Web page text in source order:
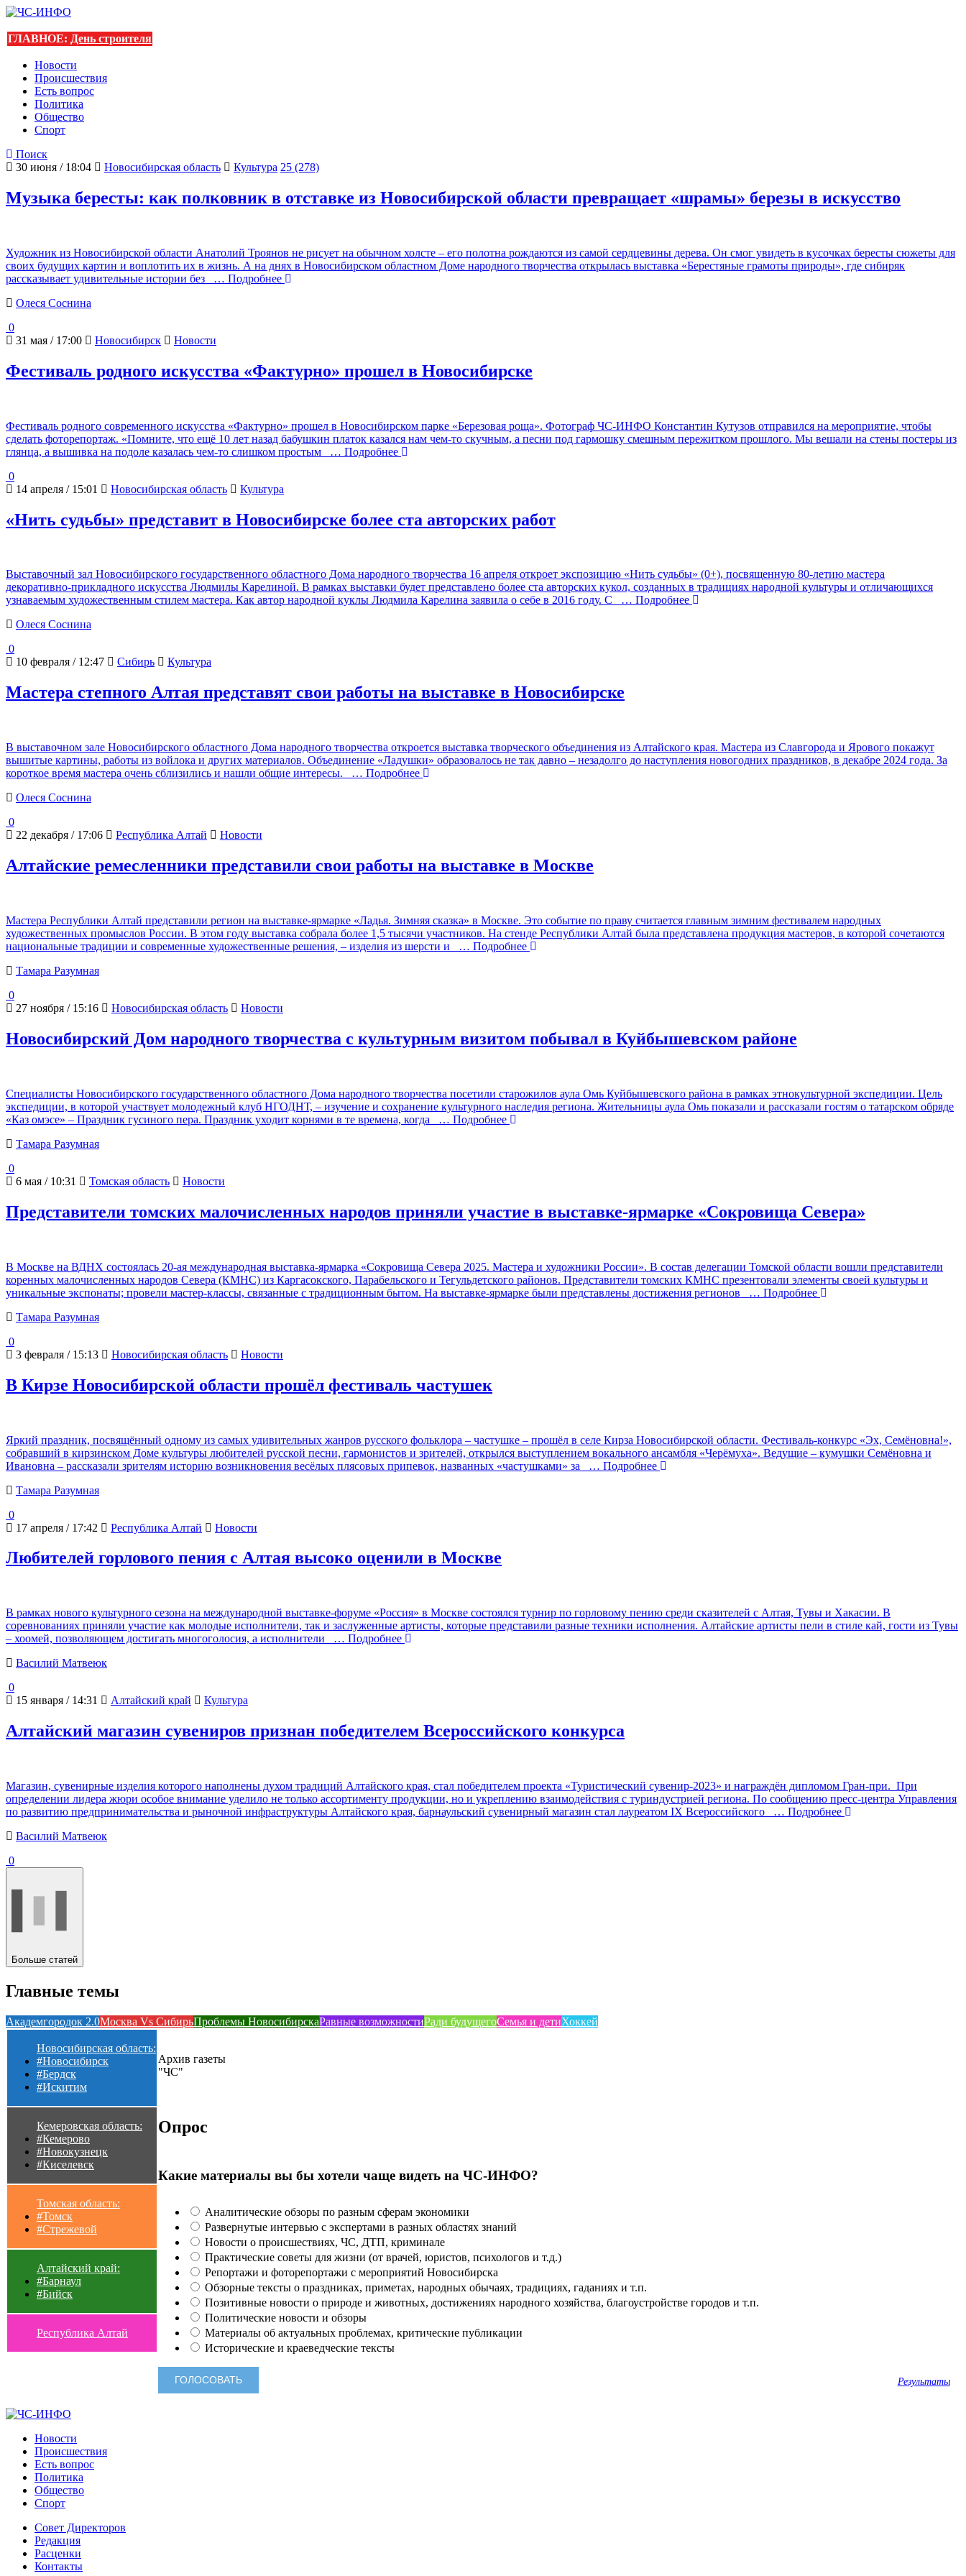
ГЛАВНОЕ: День строителя
Новости
Происшествия
Есть вопрос
Политика
Общество
Спорт
Поиск
30 июня / 18:04
Новосибирская область Культура 25 (278)
Музыка бересты: как полковник в отставке из Новосибирской области превращает «шрамы» березы в искусство
Художник из Новосибирской области Анатолий Троянов не рисует на обычном холсте – его полотна рождаются из самой сердцевины дерева. Он смог увидеть в кусочках бересты сюжеты для
своих будущих картин и воплотить их в жизнь. А на днях в Новосибирском областном Доме народного творчества открылась выставка «Берестяные грамоты природы», где сибиряк
рассказывает удивительные истории без
… Подробнее
Олеся Соснина
0
31 мая / 17:00
Новосибирск Новости
Фестиваль родного искусства «Фактурно» прошел в Новосибирске
Фестиваль родного современного искусства «Фактурно» прошел в Новосибирском парке «Березовая роща». Фотограф ЧС-ИНФО Константин Кутузов отправился на мероприятие, чтобы
сделать фоторепортаж. «Помните, что ещё 10 лет назад бабушкин платок казался нам чем-то скучным, а песни под гармошку смешным пережитком прошлого. Мы вешали на стены постеры из
глянца, а вышивка на подоле казалась чем-то слишком простым
… Подробнее
0
14 апреля / 15:01
Новосибирская область Культура
«Нить судьбы» представит в Новосибирске более ста авторских работ
Выставочный зал Новосибирского государственного областного Дома народного творчества 16 апреля откроет экспозицию «Нить судьбы» (0+), посвященную 80‑летию мастера
декоративно‑прикладного искусства Людмилы Карелиной. В рамках выставки будет представлено более ста авторских кукол, созданных в традициях народной культуры и отличающихся
узнаваемым художественным стилем мастера. Как автор народной куклы Людмила Карелина заявила о себе в 2016 году. С
… Подробнее
Олеся Соснина
0
10 февраля / 12:47
Сибирь Культура
Мастера степного Алтая представят свои работы на выставке в Новосибирске
В выставочном зале Новосибирского областного Дома народного творчества откроется выставка творческого объединения из Алтайского края. Мастера из Славгорода и Ярового покажут
вышитые картины, работы из войлока и других материалов. Объединение «Ладушки» образовалось не так давно – незадолго до наступления новогодних праздников, в декабре 2024 года. За
короткое время мастера очень сблизились и нашли общие интересы.
… Подробнее
Олеся Соснина
0
22 декабря / 17:06
Республика Алтай Новости
Алтайские ремесленники представили свои работы на выставке в Москве
Мастера Республики Алтай представили регион на выставке-ярмарке «Ладья. Зимняя сказка» в Москве. Это событие по праву считается главным зимним фестивалем народных
художественных промыслов России. В этом году выставка собрала более 1,5 тысячи участников. На стенде Республики Алтай была представлена продукция мастеров, в которой сочетаются
национальные традиции и современные художественные решения, – изделия из шерсти и
… Подробнее
Тамара Разумная
0
27 ноября / 15:16
Новосибирская область Новости
Новосибирский Дом народного творчества с культурным визитом побывал в Куйбышевском районе
Специалисты Новосибирского государственного областного Дома народного творчества посетили старожилов аула Омь Куйбышевского района в рамках этнокультурной экспедиции. Цель
экспедиции, в которой участвует молодежный клуб НГОДНТ, – изучение и сохранение культурного наследия региона. Жительницы аула Омь показали и рассказали гостям о татарском обряде
«Каз омэсе» – Праздник гусиного пера. Праздник уходит корнями в те времена, когда
… Подробнее
Тамара Разумная
0
6 мая / 10:31
Томская область Новости
Представители томских малочисленных народов приняли участие в выставке-ярмарке «Сокровища Севера»
В Москве на ВДНХ состоялась 20-ая международная выставка-ярмарка «Сокровища Севера 2025. Мастера и художники России». В состав делегации Томской области вошли представители
коренных малочисленных народов Севера (КМНС) из Каргасокского, Парабельского и Тегульдетского районов. Представители томских КМНС презентовали элементы своей культуры и
уникальные экспонаты; провели мастер-классы, связанные с традиционным бытом. На выставке-ярмарке были представлены достижения регионов
… Подробнее
Тамара Разумная
0
3 февраля / 15:13
Новосибирская область Новости
В Кирзе Новосибирской области прошёл фестиваль частушек
Яркий праздник, посвящённый одному из самых удивительных жанров русского фольклора – частушке – прошёл в селе Кирза Новосибирской области. Фестиваль-конкурс «Эх, Семёновна!»,
собравший в кирзинском Доме культуры любителей русской песни, гармонистов и зрителей, открылся выступлением вокального ансамбля «Черёмуха». Ведущие – кумушки Семёновна и
Ивановна – рассказали зрителям историю возникновения весёлых плясовых припевок, названных «частушками» за
… Подробнее
Тамара Разумная
0
17 апреля / 17:42
Республика Алтай Новости
Любителей горлового пения с Алтая высоко оценили в Москве
В рамках нового культурного сезона на международной выставке-форуме «Россия» в Москве состоялся турнир по горловому пению среди сказителей с Алтая, Тувы и Хакасии. В
соревнованиях приняли участие как молодые исполнители, так и заслуженные артисты, которые представили разные техники исполнения. Алтайские артисты пели в стиле кай, гости из Тувы
– хоомей, позволяющем достигать многоголосия, а исполнители
… Подробнее
Василий Матвеюк
0
15 января / 14:31
Алтайский край Культура
Алтайский магазин сувениров признан победителем Всероссийского конкурса
Магазин, сувенирные изделия которого наполнены духом традиций Алтайского края, стал победителем проекта «Туристический сувенир-2023» и награждён дипломом Гран-при. При
определении лидера жюри особое внимание уделило не только ассортименту продукции, но и укреплению взаимодействия с туриндустрией региона. По сообщению пресс-центра Управления
по развитию предпринимательства и рыночной инфраструктуры Алтайского края, барнаульский сувенирный магазин стал лауреатом IX Всероссийского
… Подробнее
Василий Матвеюк
0
Больше статей
Главные темы
Академгородок 2.0Москва Vs СибирьПроблемы НовосибирскаРавные возможностиРади будущегоСемья и детиХоккей
Новосибирская область:
#Новосибирск
#Бердск
#Искитим
Кемеровская область:
#Кемерово
#Новокузнецк
#Киселевск
Томская область:
#Томск
#Стрежевой
Алтайский край:
#Барнаул
#Бийск
Республика Алтай
Архив газеты
"ЧС"
Опрос
Какие материалы вы бы хотели чаще видеть на ЧС-ИНФО?
Аналитические обзоры по разным сферам экономики
Развернутые интервью с экспертами в разных областях знаний
Новости о происшествиях, ЧС, ДТП, криминале
Практические советы для жизни (от врачей, юристов, психологов и т.д.)
Репортажи и фоторепортажи с мероприятий Новосибирска
Обзорные тексты о праздниках, приметах, народных обычаях, традициях, гаданиях и т.п.
Позитивные новости о природе и животных, достижениях народного хозяйства, благоустройстве городов и т.п.
Политические новости и обзоры
Материалы об актуальных проблемах, критические публикации
Исторические и краеведческие тексты
Результаты
Новости
Происшествия
Есть вопрос
Политика
Общество
Спорт
Совет Директоров
Редакция
Расценки
Контакты